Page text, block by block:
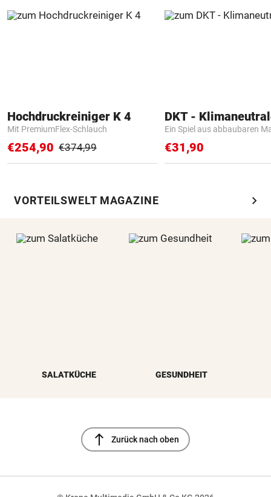
Hochdruckreiniger K 4
Mit PremiumFlex-Schlauch
€254,90 €374,99
Ein Spiel aus abbaubaren
€31,90
VORTEILSWELT MAGAZINE chevron_right
SALATKÜCHE GESUNDHEIT
north Zurück nach oben